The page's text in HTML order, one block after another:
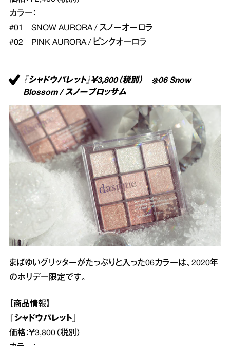
カラー：
#01 SNOW AURORA / スノーオーロラ
#02 PINK AURORA / ピンクオーロラ
『シャドウパレット』￥3,800（税別） ※06 Snow
Blossom / スノーブロッサム
まばゆいグリッターがたっぷりと入った06カラーは、2020年
のホリデー限定です。
【商品情報】
『シャドウパレット』
価格：￥3,800（税別）